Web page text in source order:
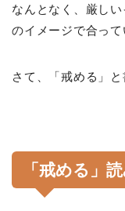
なんとなく、厳し
のイメージで合って
さて、「戒める」
「戒める」